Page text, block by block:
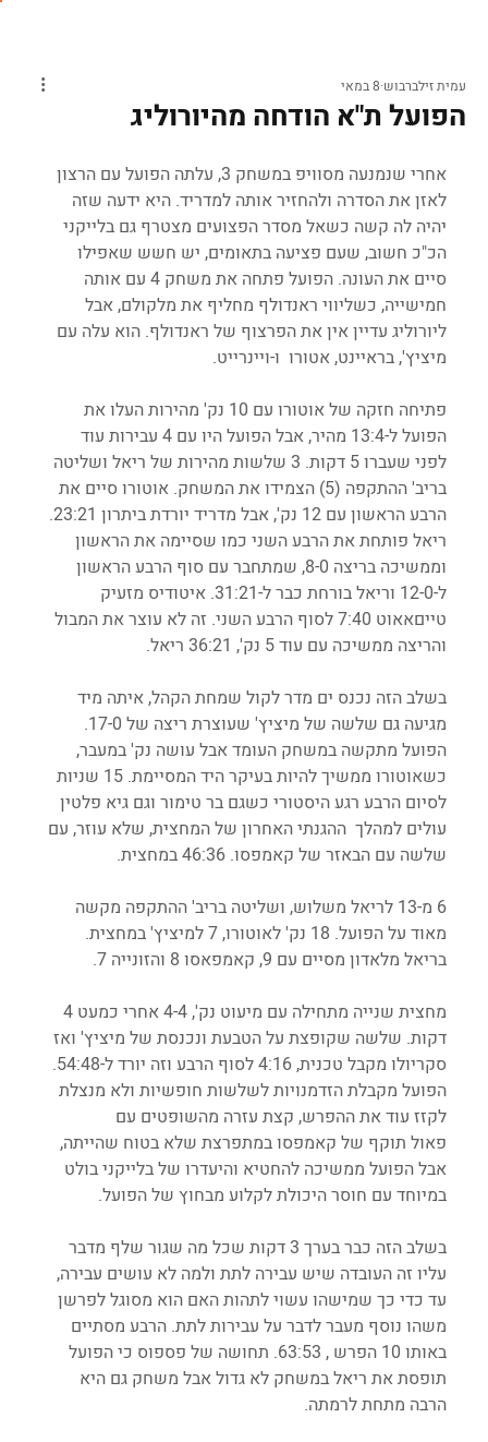
הפועל ת"א הודחה מהיורוליג
עמית זילברבוש 8 במאי
אחרי שנמנעה מסוויפ במשחק 3, עלתה הפועל עם הרצון
לאזן את הסדרה ולהחזיר אותה למדריד. היא ידעה שזה
יהיה לה קשה כשאל מסדר הפצועים מצטרף גם בלייקני
הכ"כ חשוב, שעם פציעה בתאומים, יש חשש שאפילו
סיים את העונה. הפועל פתחה את משחק 4 עם אותה
חמישייה, כשליווי ראנדולף מחליף את מלקולם, אבל
ליורוליג עדיין אין את הפרצוף של ראנדולף. הוא עלה עם
מיציץ', בראיינט, אטורו  ו-ויינרייט.
פתיחה חזקה של אוטורו עם 10 נק' מהירות העלו את
הפועל ל-13:4 מהיר, אבל הפועל היו עם 4 עבירות עוד
לפני שעברו 5 דקות. 3 שלשות מהירות של ריאל ושליטה
בריב' ההתקפה (5) הצמידו את המשחק. אוטורו סיים את
הרבע הראשון עם 12 נק', אבל מדריד יורדת ביתרון 23:21.
ריאל פותחת את הרבע השני כמו שסיימה את הראשון
וממשיכה בריצה 8-0, שמתחבר עם סוף הרבע הראשון
ל-12-0 וריאל בורחת כבר ל-31:21. איטודיס מזעיק
טייםאאוט 7:40 לסוף הרבע השני. זה לא עוצר את המבול
והריצה ממשיכה עם עוד 5 נק', 36:21 ריאל.
בשלב הזה נכנס ים מדר לקול שמחת הקהל, איתה מיד
מגיעה גם שלשה של מיציץ' שעוצרת ריצה של 17-0.
הפועל מתקשה במשחק העומד אבל עושה נק' במעבר,
כשאוטורו ממשיך להיות בעיקר היד המסיימת. 15 שניות
לסיום הרבע רגע היסטורי כשגם בר טימור וגם גיא פלטין
עולים למהלך  ההגנתי האחרון של המחצית, שלא עוזר, עם
שלשה עם הבאזר של קאמפסו. 46:36 במחצית.
6 מ-13 לריאל משלוש, ושליטה בריב' ההתקפה מקשה
מאוד על הפועל. 18 נק' לאוטורו, 7 למיציץ' במחצית.
בריאל מלאדון מסיים עם 9, קאמפאסו 8 והזונייה 7.
דקות. שלשה שקופצת על הטבעת ונכנסת של מיציץ' ואז
סקריולו מקבל טכנית, 4:16 לסוף הרבע וזה יורד ל-54:48.
הפועל מקבלת הזדמנויות לשלשות חופשיות ולא מנצלת
לקזז עוד את ההפרש, קצת עזרה מהשופטים עם
פאול תוקף של קאמפסו במתפרצת שלא בטוח שהייתה,
אבל הפועל ממשיכה להחטיא והיעדרו של בלייקני בולט
במיוחד עם חוסר היכולת לקלוע מבחוץ של הפועל.
בשלב הזה כבר בערך 3 דקות שכל מה שגור שלף מדבר
עליו זה העובדה שיש עבירה לתת ולמה לא עושים עבירה,
עד כדי כך שמישהו עשוי לתהות האם הוא מסוגל לפרשן
משהו נוסף מעבר לדבר על עבירות לתת. הרבע מסתיים
באותו 10 הפרש , 63:53. תחושה של פספוס כי הפועל
תופסת את ריאל במשחק לא גדול אבל משחק גם היא
הרבה מתחת לרמתה.